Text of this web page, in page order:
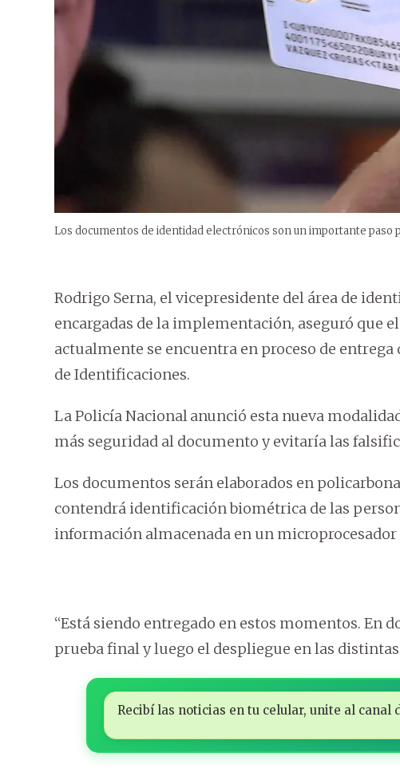
Los documentos de identidad electrónicos son un importante paso
Rodrigo Serna, el vicepresidente del área de
encargadas de la implementación, aseguró que
actualmente se encuentra en proceso de
de Identificaciones.
La Policía Nacionalanunció esta nueva
más seguridad al documento y evitaría las
Los documentos serán elaborados en
contendrá identificación biométrica de las
información almacenada en un
“Está siendo entregado en estos momentos. En
prueba final y luego el despliegue en las
Recibí las noticias en tu celular, unite al canal